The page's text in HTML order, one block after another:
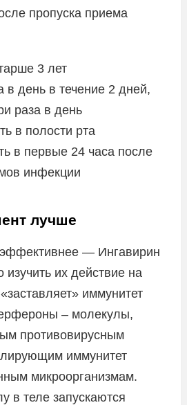
пропуска приема
3 лет
в день в течение 2 дней,
раза в день
в полости рта
в первые 24 часа после
инфекции
лучше
— Ингавирин
изучить их действие на
иммунитет
– молекулы,
противовирусным
иммунитет
микроорганизмам.
в теле запускаются